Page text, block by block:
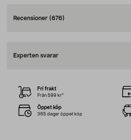
Recensioner (676)
Experten svarar
Fri frakt
Från 599 kr*
Öppet köp
365 dagar öppet köp